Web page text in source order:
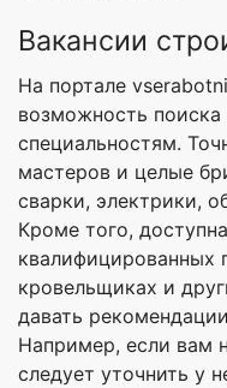
Вакансии
На портале
возможность
специальностям.
мастеров и целые
сварки, электрики,
Кроме того,
квалифицированных
кровельщиках и
давать
Например, если вам
следует уточнить у